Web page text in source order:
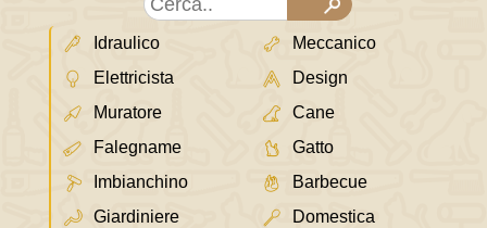
Idraulico
Elettricista
Muratore
Falegname
Imbianchino
Giardiniere
Meccanico
Design
Cane
Gatto
Barbecue
Domestica